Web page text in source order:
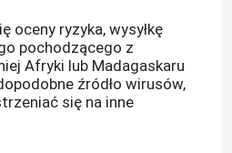
oceny ryzyka, wysyłkę
pochodzącego z
Afryki lub Madagaskaru
źródło wirusów,
się na inne